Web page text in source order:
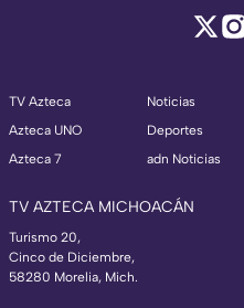
TV Azteca
Azteca UNO
Azteca 7
Noticias
Deportes
adn Noticias
TV AZTECA MICHOACÁN
Turismo 20,
Cinco de Diciembre,
58280 Morelia, Mich.